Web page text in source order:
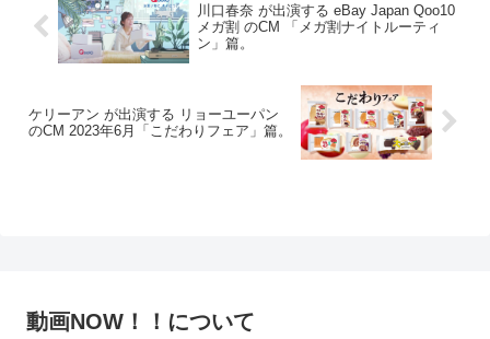
川口春奈 が出演する eBay Japan Qoo10
メガ割 のCM 「メガ割ナイトルーティ
ン」篇。
ケリーアン が出演する リョーユーパン
のCM 2023年6月「こだわりフェア」篇。
動画NOW！！について